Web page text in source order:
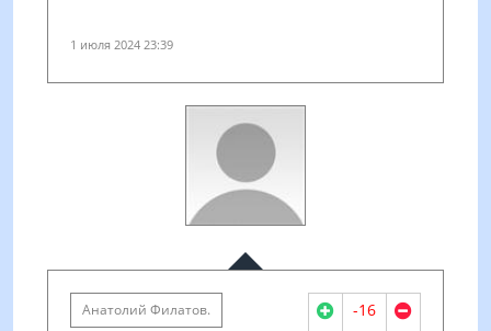
1 июля 2024 23:39
Анатолий Филатов. -16